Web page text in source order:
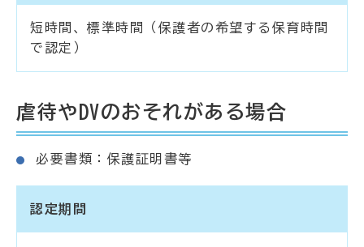
短時間、標準時間（保護者の希望する保育時間
で認定）
虐待やDVのおそれがある場合
必要書類：保護証明書等
認定期間